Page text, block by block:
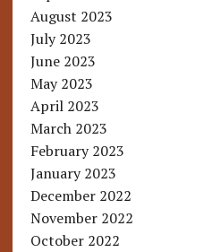
August 2023
July 2023
June 2023
May 2023
April 2023
March 2023
February 2023
January 2023
December 2022
November 2022
October 2022